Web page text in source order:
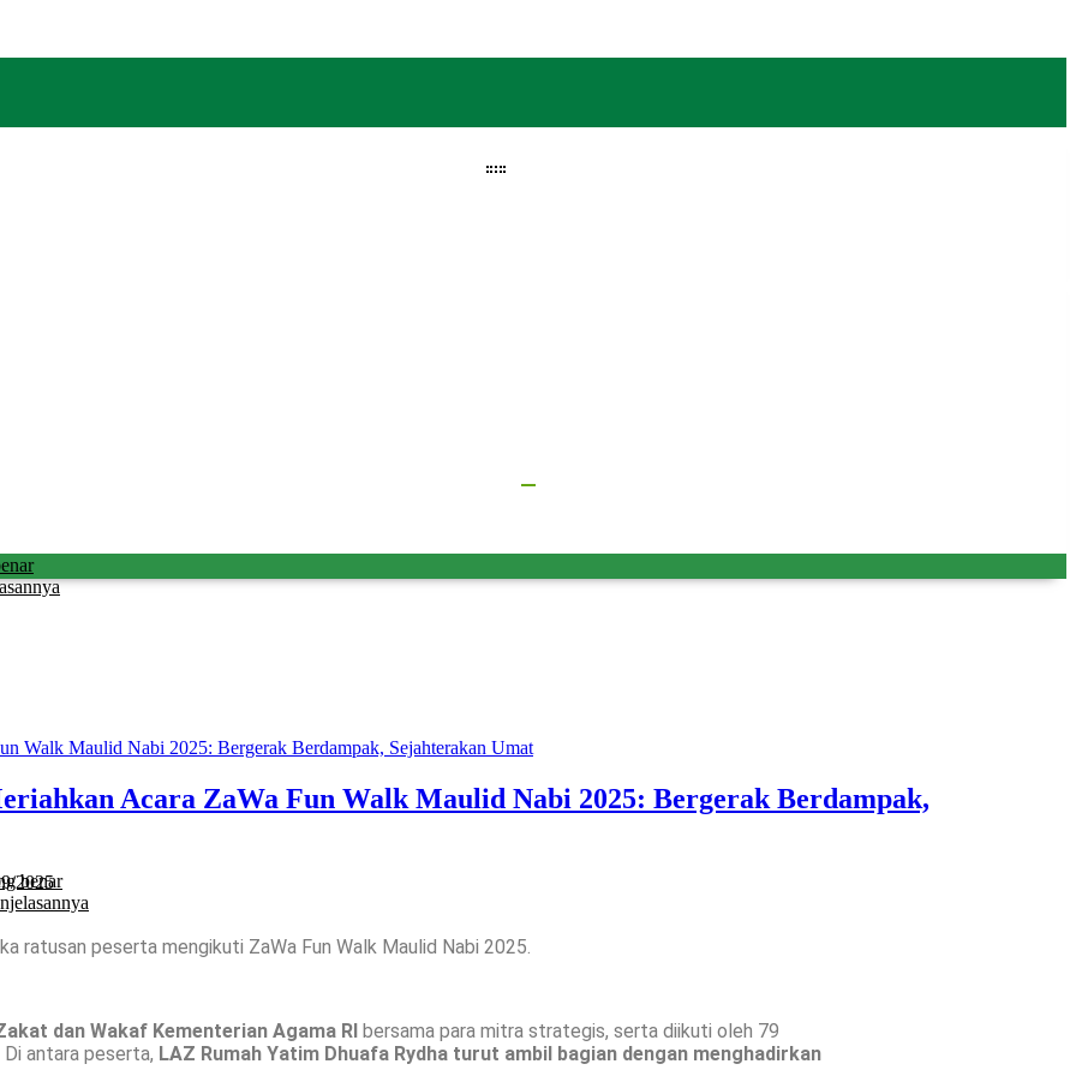
benar
Acara ZaWa Fun Walk Maulid Nabi 2025: Bergerak Berdampak,
2025
ratusan peserta mengikuti ZaWa Fun Walk Maulid Nabi 2025.
dan Wakaf Kementerian Agama RI bersama para mitra strategis, serta diikuti oleh 79
antara peserta, LAZ Rumah Yatim Dhuafa Rydha turut ambil bagian dengan menghadirkan